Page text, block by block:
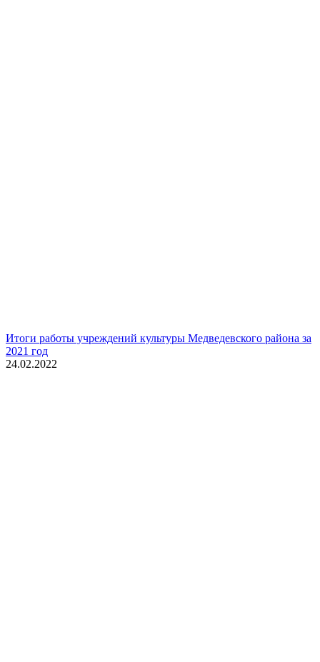
Итоги работы учреждений культуры Медведевского района за
2021 год
24.02.2022